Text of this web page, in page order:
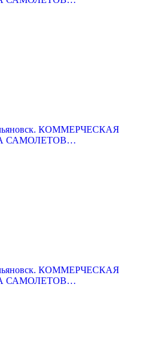
КОММЕРЧЕСКАЯ
САМОЛЕТОВ…
КОММЕРЧЕСКАЯ
САМОЛЕТОВ…